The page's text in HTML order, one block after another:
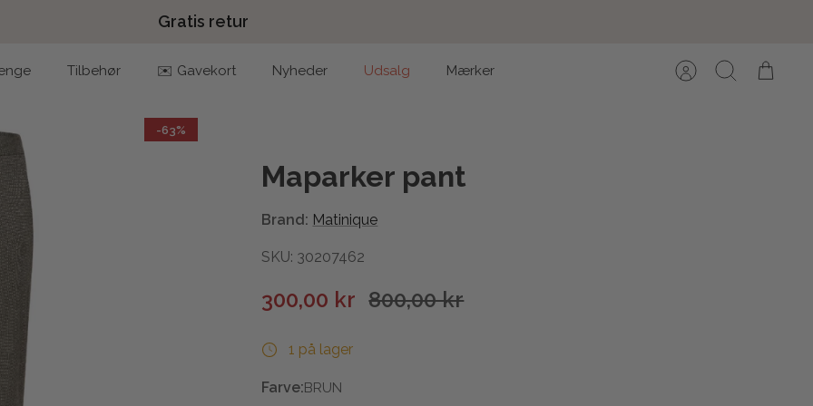
Gratis retur
Tilbehør ✉️ Gavekort Nyheder Udsalg Mærker Konto Søg Kurv
-63%
Maparker pant
Brand: Matinique
SKU: 30207462
300,00 kr 800,00 kr
1 på lager
Farve:BRUN